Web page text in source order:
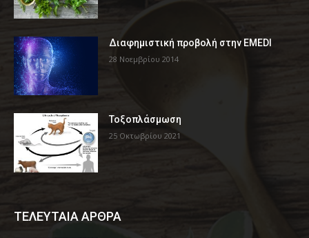
Διαφημιστική προβολή στην EMEDI
28 Νοεμβρίου 2014
Τοξοπλάσμωση
25 Οκτωβρίου 2021
ΤΕΛΕΥΤΑΙΑ ΑΡΘΡΑ